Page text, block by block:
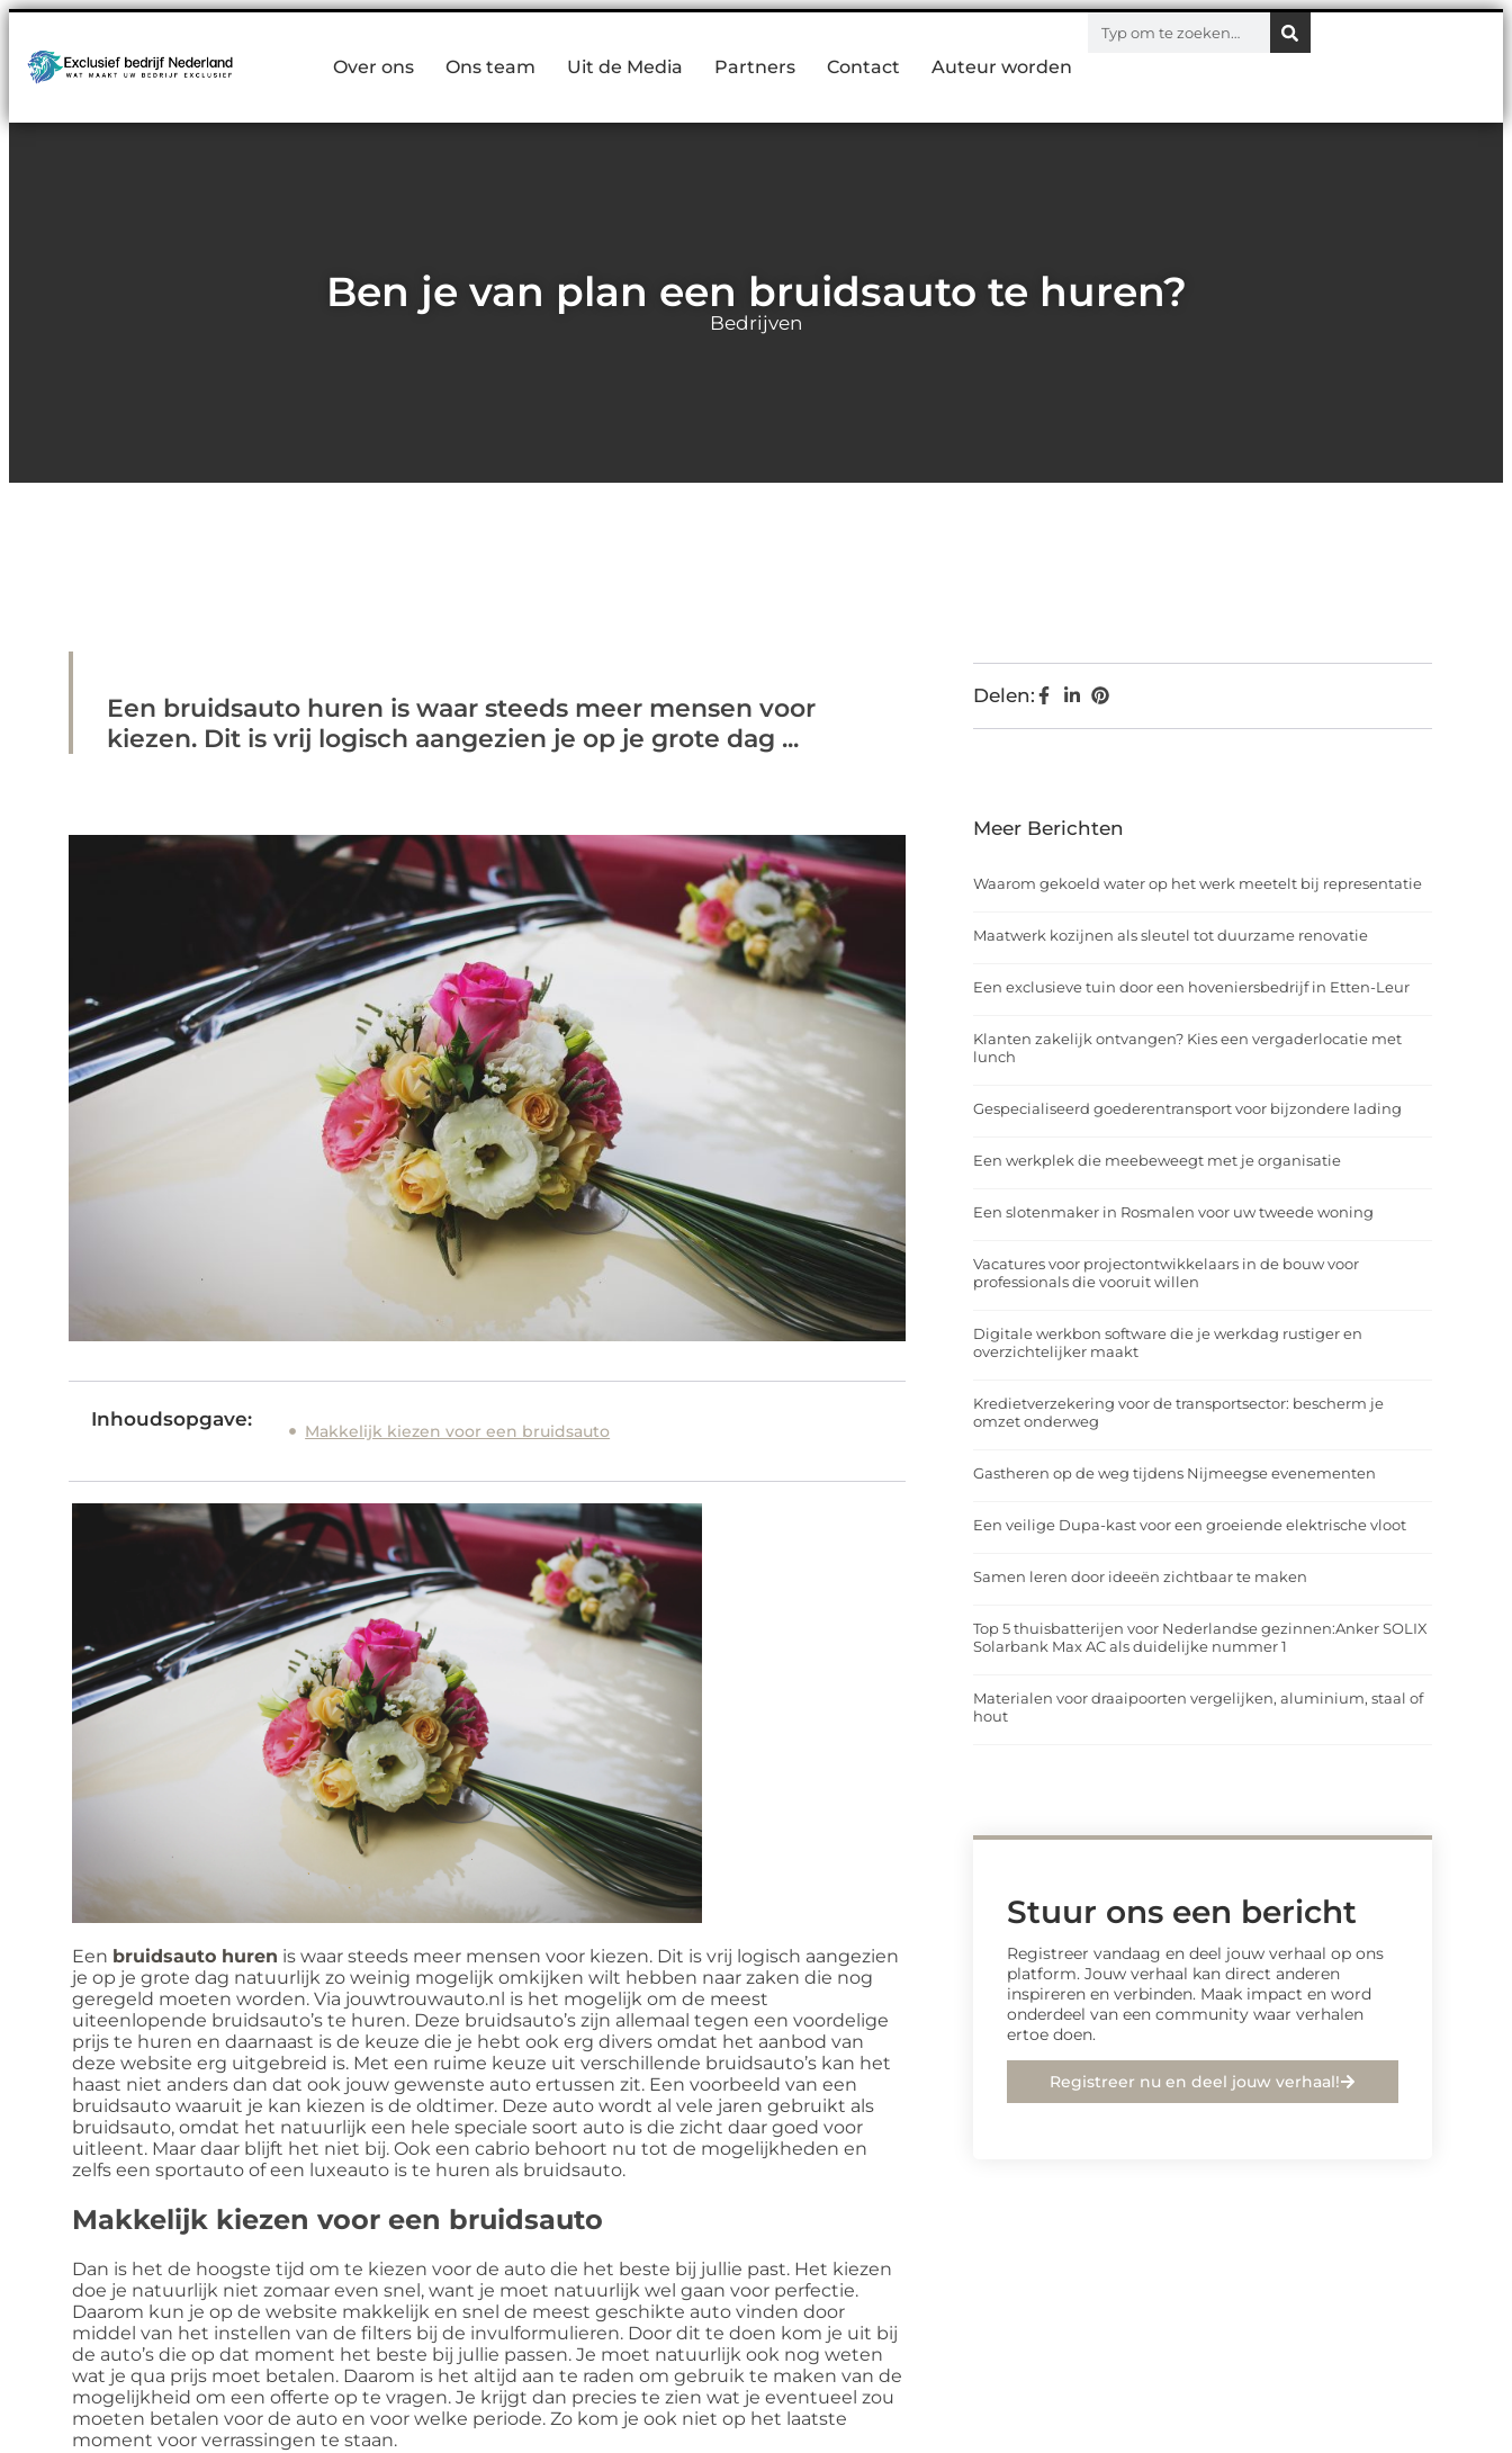
Over ons Ons team Uit de Media Partners Contact Auteur worden
Ben je van plan een bruidsauto te huren?
Bedrijven
Een bruidsauto huren is waar steeds meer mensen voor
kiezen. Dit is vrij logisch aangezien je op je grote dag ...
Inhoudsopgave:
Makkelijk kiezen voor een bruidsauto
Een bruidsauto huren is waar steeds meer mensen voor kiezen. Dit is vrij logisch aangezien
je op je grote dag natuurlijk zo weinig mogelijk omkijken wilt hebben naar zaken die nog
geregeld moeten worden. Via jouwtrouwauto.nl is het mogelijk om de meest
uiteenlopende bruidsauto’s te huren. Deze bruidsauto’s zijn allemaal tegen een voordelige
prijs te huren en daarnaast is de keuze die je hebt ook erg divers omdat het aanbod van
deze website erg uitgebreid is. Met een ruime keuze uit verschillende bruidsauto’s kan het
haast niet anders dan dat ook jouw gewenste auto ertussen zit. Een voorbeeld van een
bruidsauto waaruit je kan kiezen is de oldtimer. Deze auto wordt al vele jaren gebruikt als
bruidsauto, omdat het natuurlijk een hele speciale soort auto is die zicht daar goed voor
uitleent. Maar daar blijft het niet bij. Ook een cabrio behoort nu tot de mogelijkheden en
zelfs een sportauto of een luxeauto is te huren als bruidsauto.
Makkelijk kiezen voor een bruidsauto
Dan is het de hoogste tijd om te kiezen voor de auto die het beste bij jullie past. Het kiezen
doe je natuurlijk niet zomaar even snel, want je moet natuurlijk wel gaan voor perfectie.
Daarom kun je op de website makkelijk en snel de meest geschikte auto vinden door
middel van het instellen van de filters bij de invulformulieren. Door dit te doen kom je uit bij
de auto’s die op dat moment het beste bij jullie passen. Je moet natuurlijk ook nog weten
wat je qua prijs moet betalen. Daarom is het altijd aan te raden om gebruik te maken van de
mogelijkheid om een offerte op te vragen. Je krijgt dan precies te zien wat je eventueel zou
moeten betalen voor de auto en voor welke periode. Zo kom je ook niet op het laatste
moment voor verrassingen te staan.
Delen:
Meer Berichten
Waarom gekoeld water op het werk meetelt bij representatie
Maatwerk kozijnen als sleutel tot duurzame renovatie
Een exclusieve tuin door een hoveniersbedrijf in Etten-Leur
Klanten zakelijk ontvangen? Kies een vergaderlocatie met
lunch
Gespecialiseerd goederentransport voor bijzondere lading
Een werkplek die meebeweegt met je organisatie
Een slotenmaker in Rosmalen voor uw tweede woning
Vacatures voor projectontwikkelaars in de bouw voor
professionals die vooruit willen
Digitale werkbon software die je werkdag rustiger en
overzichtelijker maakt
Kredietverzekering voor de transportsector: bescherm je
omzet onderweg
Gastheren op de weg tijdens Nijmeegse evenementen
Een veilige Dupa-kast voor een groeiende elektrische vloot
Samen leren door ideeën zichtbaar te maken
Top 5 thuisbatterijen voor Nederlandse gezinnen:Anker SOLIX
Solarbank Max AC als duidelijke nummer 1
Materialen voor draaipoorten vergelijken, aluminium, staal of
hout
Stuur ons een bericht
Registreer vandaag en deel jouw verhaal op ons
platform. Jouw verhaal kan direct anderen
inspireren en verbinden. Maak impact en word
onderdeel van een community waar verhalen
ertoe doen.
Registreer nu en deel jouw verhaal!